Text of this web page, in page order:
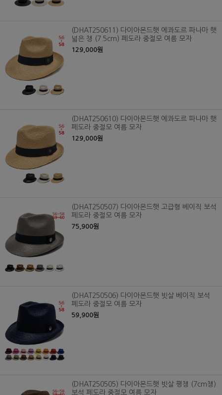
(DHAT250611) 다이아몬드햇 에콰도르 파나마 햇
넓은 챙 (7.5cm) 페도라 중절모 여름 모자
129,000원
(DHAT250610) 다이아몬드햇 에콰도르 파나마 햇
페도라 중절모 여름 모자
129,000원
(DHAT250507) 다이아몬드햇 고급형 베이직 보석
페도라 중절모 여름 모자
75,900원
(DHAT250506) 다이아몬드햇 빗살 베이직 보석
페도라 중절모 여름 모자
59,900원
(DHAT250505) 다이아몬드햇 빗살 평챙 (7cm챙)
보석 페도라 중절모 여름 모자